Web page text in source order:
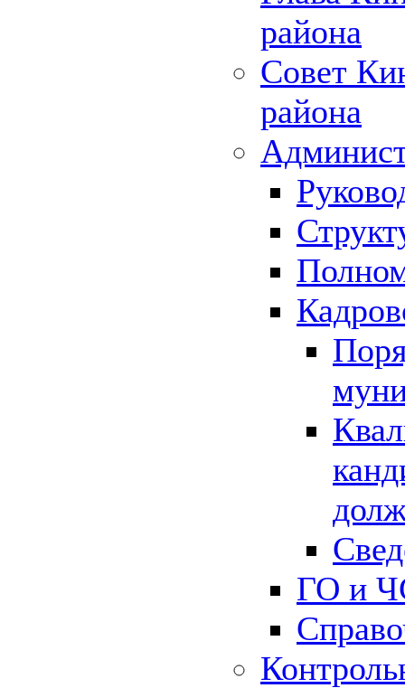
района
Совет
района
ГО и